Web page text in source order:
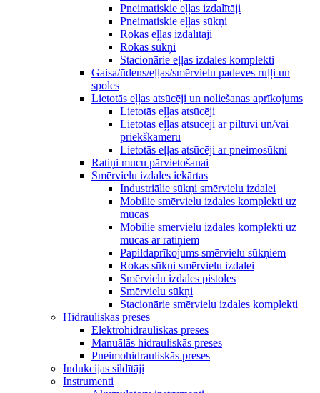
Pneimatiskie eļļas izdalītāji
Pneimatiskie eļļas sūkņi
Rokas eļļas izdalītāji
Rokas sūkņi
Stacionārie eļļas izdales komplekti
Gaisa/ūdens/eļļas/smērvielu padeves ruļļi un
spoles
Lietotās eļļas atsūcēji un noliešanas aprīkojums
Lietotās eļļas atsūcēji
Lietotās eļļas atsūcēji ar piltuvi un/vai
priekškameru
Lietotās eļļas atsūcēji ar pneimosūkni
Ratiņi mucu pārvietošanai
Smērvielu izdales iekārtas
Industriālie sūkņi smērvielu izdalei
Mobilie smērvielu izdales komplekti uz
mucas
Mobilie smērvielu izdales komplekti uz
mucas ar ratiņiem
Papildaprīkojums smērvielu sūkņiem
Rokas sūkņi smērvielu izdalei
Smērvielu izdales pistoles
Smērvielu sūkņi
Stacionārie smērvielu izdales komplekti
Hidrauliskās preses
Elektrohidrauliskās preses
Manuālās hidrauliskās preses
Pneimohidrauliskās preses
Indukcijas sildītāji
Instrumenti